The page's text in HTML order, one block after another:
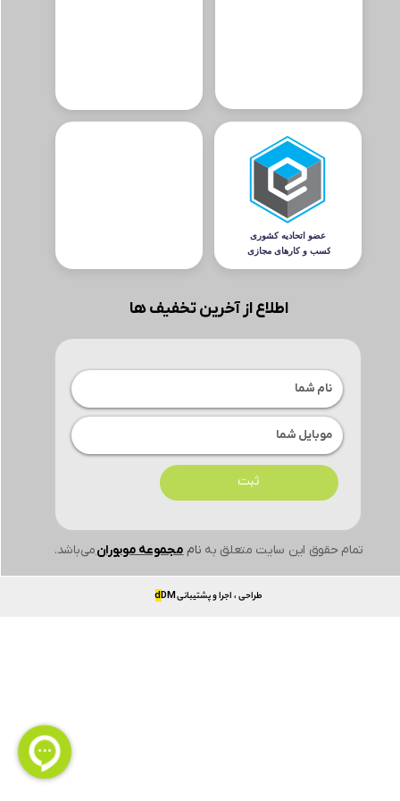
تمام حقوق این سایت متعلق به ناممجموعه موبورانمی‌باشد.
اطلاع از آخرین تخفیف ها
ثبت
طراحی ، اجرا و پشتیبانی dDM